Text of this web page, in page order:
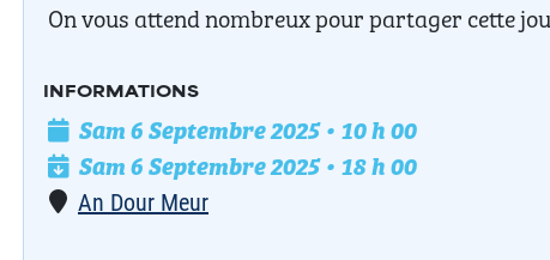
On vous attend nombreux pour partager cette
INFORMATIONS
Date de l'événement
Sam 6 Septembre 2025 • 10 h 00
Date de fin
Sam 6 Septembre 2025 • 18 h 00
Lieu
An Dour Meur